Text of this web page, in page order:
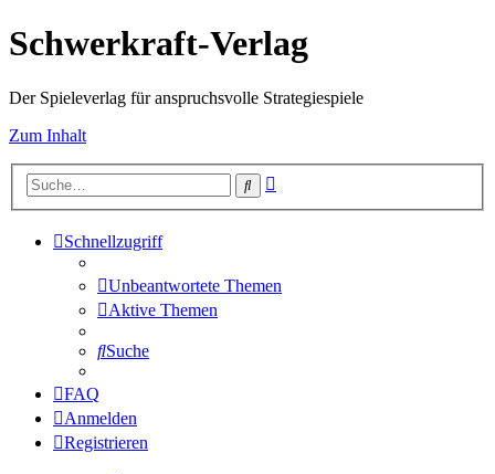
Schwerkraft-Verlag
Der Spieleverlag für anspruchsvolle Strategiespiele
Zum Inhalt
Suche
Schnellzugriff
Unbeantwortete Themen
Aktive Themen
Suche
FAQ
Anmelden
Registrieren